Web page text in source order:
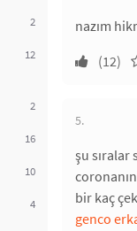
2
12
2
16
10
4
nazım
(12)
5.
şu sıralar
bir kaç
genco